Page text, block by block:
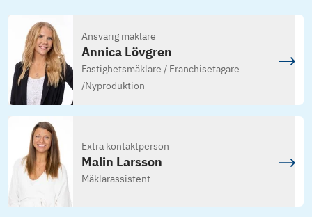
Ansvarig mäklare
Annica Lövgren
Fastighetsmäklare / Franchisetagare
/Nyproduktion
Extra kontaktperson
Malin Larsson
Mäklarassistent